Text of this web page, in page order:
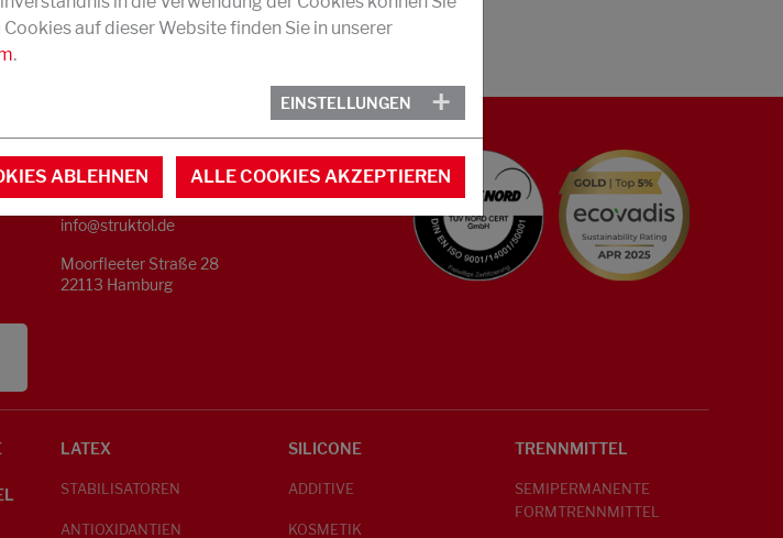
KONTAKT
Telefon +49 40 733 62 - 0
info@struktol.de
Moorfleeter Straße 28
22113 Hamburg
LATEX
STABILISATOREN
ANTIOXIDANTIEN
SILICONE
ADDITIVE
KOSMETIK
TRENNMITTEL
SEMIPERMANENTE
FORMTRENNMITTEL
auf dieser Website finden Sie in unserer
.
EINSTELLUNGEN
ABLEHNEN ALLE COOKIES AKZEPTIEREN